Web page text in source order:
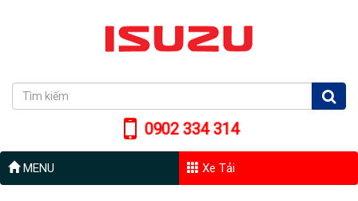
0902 334 314
MENU Xe Tải